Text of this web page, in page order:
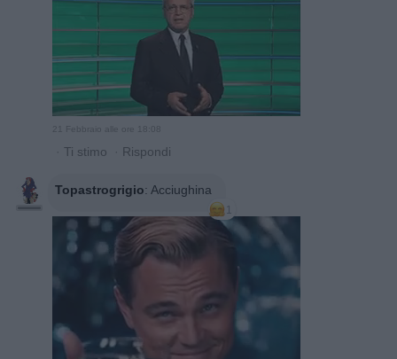
· Ti stimo · Rispondi
Topastrogrigio: Acciughina
1